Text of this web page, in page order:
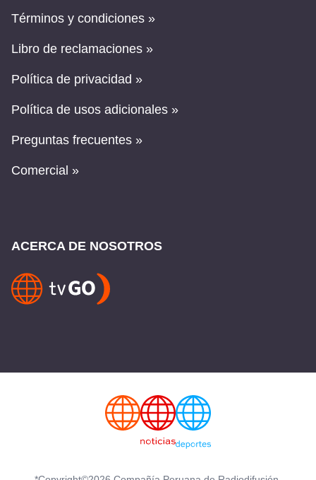
Términos y condiciones »
Libro de reclamaciones »
Política de privacidad »
Política de usos adicionales »
Preguntas frecuentes »
Comercial »
ACERCA DE NOSOTROS